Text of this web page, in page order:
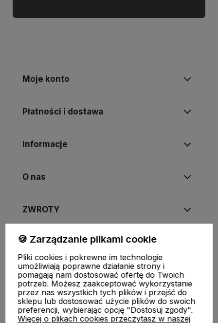
Moje konto
Płatności i dostawa
Informacje
O nas
ZWROTY
FUJIMAE| Tel:720-449-766,720-449-767 |
sklep@fujimae.pl|NIP: 9482312351 |REGON: 521904681
🍪 Zarządzanie plikami cookie
Pliki cookies i pokrewne im technologie
umożliwiają poprawne działanie strony i
pomagają nam dostosować ofertę do Twoich
potrzeb. Możesz zaakceptować wykorzystanie
przez nas wszystkich tych plików i przejść do
sklepu lub dostosować użycie plików do swoich
preferencji, wybierając opcję "Dostosuj zgody".
Więcej o plikach cookies przeczytasz w naszej